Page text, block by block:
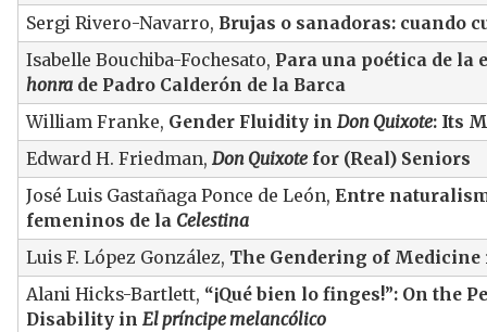
Sergi Rivero-Navarro, Brujas o sanadoras: cuando
Isabelle Bouchiba-Fochesato, Para una poética de la
honrade Padro Calderón de la Barca
William Franke, Gender Fluidity in Don Quixote: Its
Edward H. Friedman, Don Quixotefor (Real) Seniors
José Luis Gastañaga Ponce de León, Entre
femeninos de la Celestina
Luis F. López González, The Gendering of
Alani Hicks-Bartlett, “¡Qué bien lo finges!”: On the
Disability in El príncipe melancólico